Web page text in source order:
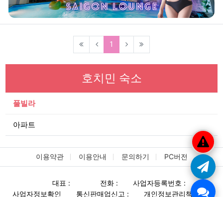
1 (current)
호치민 숙소
풀빌라
아파트
이용약관 이용안내 문의하기 PC버전
대표 : 전화 :
사업자등록번호 :
사업자정보확인
통신판매업신고 : 개인정보관리책임자 :